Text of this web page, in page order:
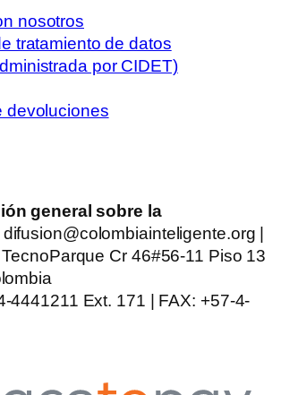
nosotros
tratamiento de datos
por CIDET)
devoluciones
general sobre la
difusion@colombiainteligente.org |
Cr 46#56-11 Piso 13
4441211 Ext. 171 | FAX: +57-4-